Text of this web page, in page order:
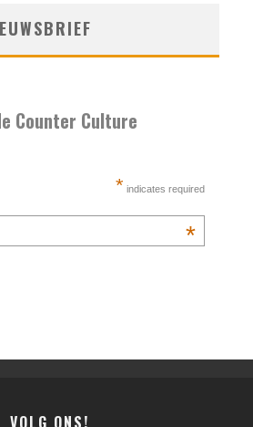
Counter Culture
* indicates required
*
VOLG ONS!